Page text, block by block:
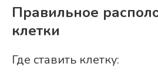
Правильное
клетки
Где ставить клетку: